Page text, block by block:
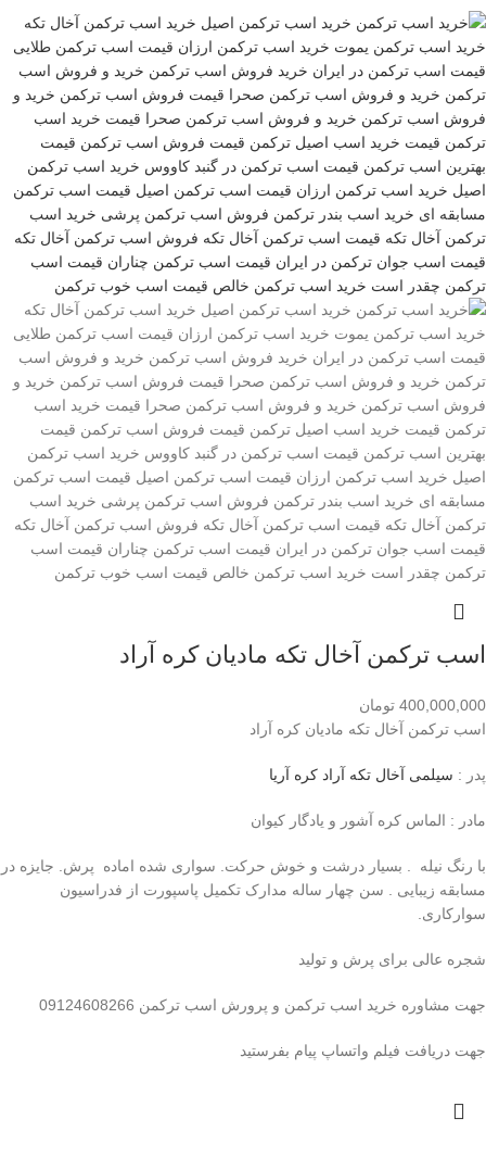
اسب ترکمن آخال تکه مادیان کره آراد
400,000,000 تومان
اسب ترکمن آخال تکه مادیان کره آراد
پدر : سیلمی آخال تکه آراد کره آریا
مادر : الماس کره آشور و یادگار کیوان
با رنگ نیله . بسیار درشت و خوش حرکت. سواری شده اماده پرش. جایزه در
مسابقه زیبایی . سن چهار ساله مدارک تکمیل پاسپورت از فدراسیون
سوارکاری.
شجره عالی برای پرش و تولید
جهت مشاوره خرید اسب ترکمن و پرورش اسب ترکمن 09124608266
جهت دریافت فیلم واتساپ پیام بفرستید